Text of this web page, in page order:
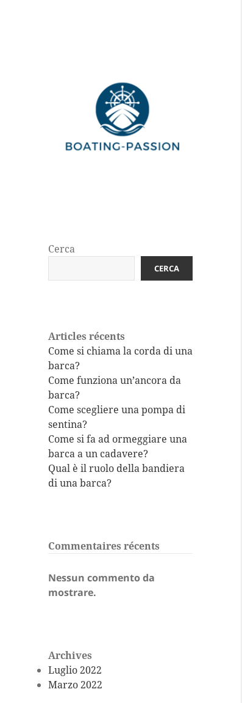
Cerca
CERCA
Articles récents
Come si chiama la corda di una
barca?
Come funziona un’ancora da
barca?
Come scegliere una pompa di
sentina?
Come si fa ad ormeggiare una
barca a un cadavere?
Qual è il ruolo della bandiera
di una barca?
Commentaires récents
Nessun commento da
mostrare.
Archives
Luglio 2022
Marzo 2022